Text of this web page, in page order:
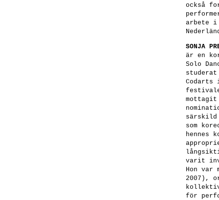
också
arbete i
SONJA
är en
Solo
studerat
Codarts
särskild
som
hennes
varit
Hon var
2007),
för